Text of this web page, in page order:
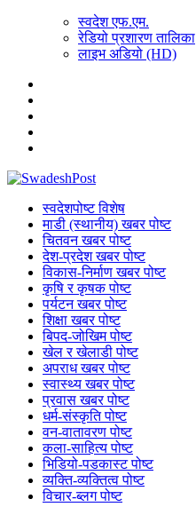
स्वदेश एफ.एम.
रेडियो प्रशारण तालिका
लाइभ अडियो (HD)
स्वदेशपोष्ट विशेष
माडी (स्थानीय) खबर पोष्ट
चितवन खबर पोष्ट
देश-प्रदेश खबर पोष्ट
विकास-निर्माण खबर पोष्ट
कृषि र कृषक पोष्ट
पर्यटन खबर पोष्ट
शिक्षा खबर पोष्ट
बिपद-जोखिम पोष्ट
खेल र खेलाडी पोष्ट
अपराध खबर पोष्ट
स्वास्थ्य खबर पोष्ट
प्रवास खबर पोष्ट
धर्म-संस्कृति पोष्ट
वन-वातावरण पोष्ट
कला-साहित्य पोष्ट
भिडियो-पडकास्ट पोष्ट
व्यक्ति-व्यक्तित्व पोष्ट
विचार-ब्लग पोष्ट